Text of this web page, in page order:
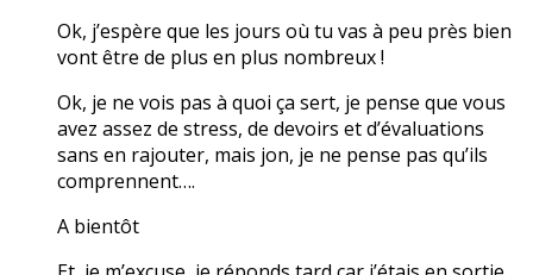
Ok, j’espère que les jours où tu vas à peu près bien
vont être de plus en plus nombreux !
Ok, je ne vois pas à quoi ça sert, je pense que vous
avez assez de stress, de devoirs et d’évaluations
sans en rajouter, mais jon, je ne pense pas qu’ils
comprennent….
A bientôt